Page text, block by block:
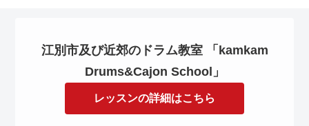
江別市及び近郊のドラム教室 「kamkam
Drums&Cajon School」
レッスンの詳細はこちら